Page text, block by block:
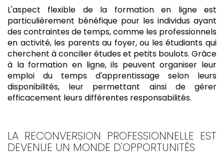
L'aspect flexible de la formation en ligne est
particulièrement bénéfique pour les individus ayant
des contraintes de temps, comme les professionnels
en activité, les parents au foyer, ou les étudiants qui
cherchent à concilier études et petits boulots. Grâce
à la formation en ligne, ils peuvent organiser leur
emploi du temps d'apprentissage selon leurs
disponibilités, leur permettant ainsi de gérer
efficacement leurs différentes responsabilités.
LA RECONVERSION PROFESSIONNELLE EST
DEVENUE UN MONDE D'OPPORTUNITÉS